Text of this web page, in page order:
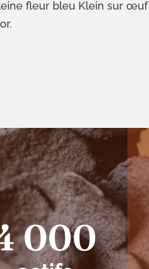
fleur bleu Klein sur œuf
000